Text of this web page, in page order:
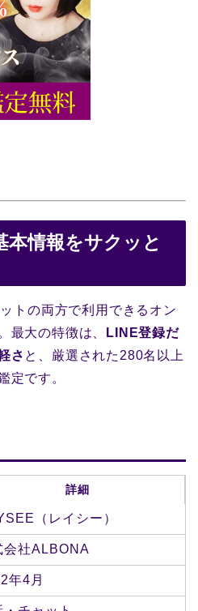
本情報をサクッと
トの両方で利用できるオン
最大の特徴は、
LINE登録だ
さ と、厳選された280名以上
定です。
詳細
（レイシー）
会社ALBONA
年4月